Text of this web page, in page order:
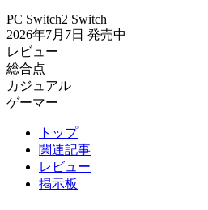
PC Switch2 Switch
2026年7月7日 発売中
レビュー
総合点
カジュアル
ゲーマー
トップ
関連記事
レビュー
掲示板